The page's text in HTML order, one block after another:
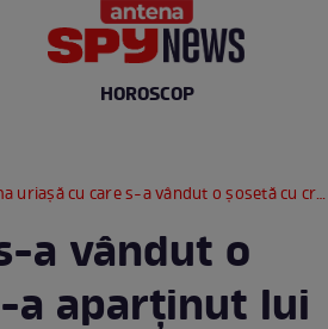
HOROSCOP
care s-a vândut o șosetă cu cristale ce i-a aparținut lui Michael Jackson. A purtat-o la un concert din 1997 | FOTO
a vândut o
a aparținut lui